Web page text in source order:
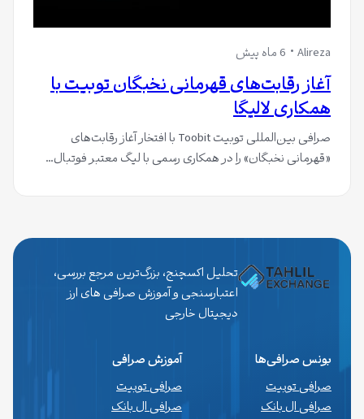
Alireza 6 ماه پیش
آغاز رقابت‌های قهرمانی نخبگان توبیت با
همکاری لالیگا
صرافی بین‌المللی توبیت Toobit با افتخار آغاز رقابت‌های
«قهرمانی نخبگان» را در همکاری رسمی با لیگ معتبر فوتبال…
تحلیل اکسچنج، بزرگ‌ترین مرجع بررسی،
اعتبارسنجی و آموزش صرافی های ارز
دیجیتال خارجی
بونس صرافی‌ها
صرافی توبیت
صرافی ال بانک
آموزش صرافی
صرافی توبیت
صرافی ال بانک